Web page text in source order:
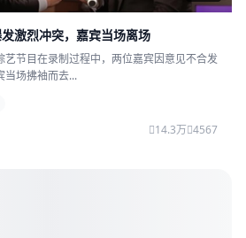
激烈冲突，嘉宾当场离场
节目在录制过程中，两位嘉宾因意见不合发
当场拂袖而去...
14.3万 4567